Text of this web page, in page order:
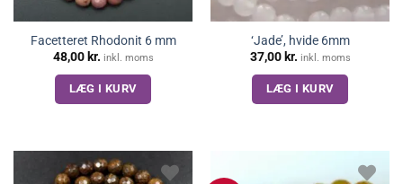
Facetteret Rhodonit 6 mm
48,00 kr. inkl. moms
LÆG I KURV
‘Jade’, hvide 6mm
37,00 kr. inkl. moms
LÆG I KURV